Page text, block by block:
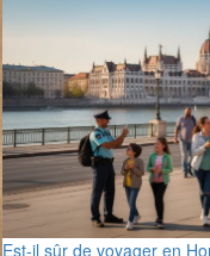
Est-il sûr de voyager en